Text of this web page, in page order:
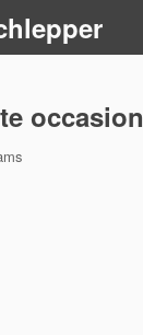
occasion